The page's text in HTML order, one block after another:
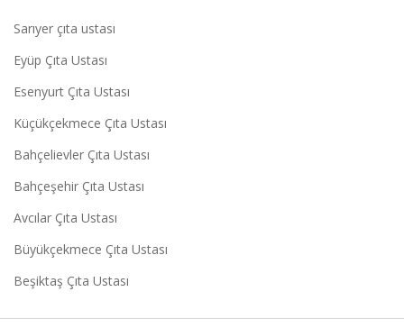
Sarıyer çıta ustası
Eyüp Çıta Ustası
Esenyurt Çıta Ustası
Küçükçekmece Çıta Ustası
Bahçelievler Çıta Ustası
Bahçeşehir Çıta Ustası
Avcılar Çıta Ustası
Büyükçekmece Çıta Ustası
Beşiktaş Çıta Ustası